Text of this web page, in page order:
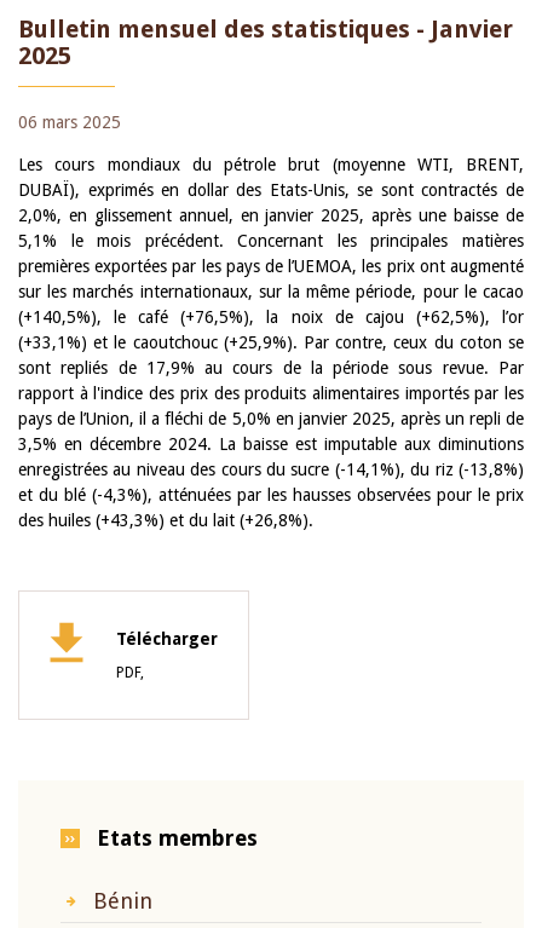
Bulletin mensuel des statistiques - Janvier
2025
06 mars 2025
Les cours mondiaux du pétrole brut (moyenne WTI, BRENT,
DUBAÏ), exprimés en dollar des Etats-Unis, se sont contractés de
2,0%, en glissement annuel, en janvier 2025, après une baisse de
5,1% le mois précédent. Concernant les principales matières
premières exportées par les pays de l’UEMOA, les prix ont augmenté
sur les marchés internationaux, sur la même période, pour le cacao
(+140,5%), le café (+76,5%), la noix de cajou (+62,5%), l’or
(+33,1%) et le caoutchouc (+25,9%). Par contre, ceux du coton se
sont repliés de 17,9% au cours de la période sous revue. Par
rapport à l'indice des prix des produits alimentaires importés par les
pays de l’Union, il a fléchi de 5,0% en janvier 2025, après un repli de
3,5% en décembre 2024. La baisse est imputable aux diminutions
enregistrées au niveau des cours du sucre (-14,1%), du riz (-13,8%)
et du blé (-4,3%), atténuées par les hausses observées pour le prix
des huiles (+43,3%) et du lait (+26,8%).
Télécharger
PDF,
Etats membres
Bénin